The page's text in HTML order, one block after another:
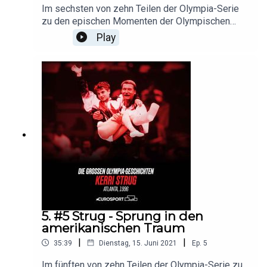
Im sechsten von zehn Teilen der Olympia-Serie
zu den epischen Momenten der Olympischen
Geschichte geht es um die Geschichte von
Schwimmlegende Dawn Fraser. Die Australierin
drei Olympischen Spielen in Serie Einzel-Gold in
der gleichen Disziplin gewann: den 100 Metern
Freistil. Hinter dem Erfolg verbirgt sich auch eine
große Tragödie.Alles Wichtige aus der Welt des
Sports findet Ihr auf Eurosport.de.Folgt uns auch
auf unseren Social-Media-
Kanälen:Twitter: @Eurosport_deInstagram: @euro
sportdeFacebook: @Eurosport
Play
5. #5 Strug - Sprung in den
amerikanischen Traum
35:39 | Dienstag, 15. Juni 2021 | Ep. 5